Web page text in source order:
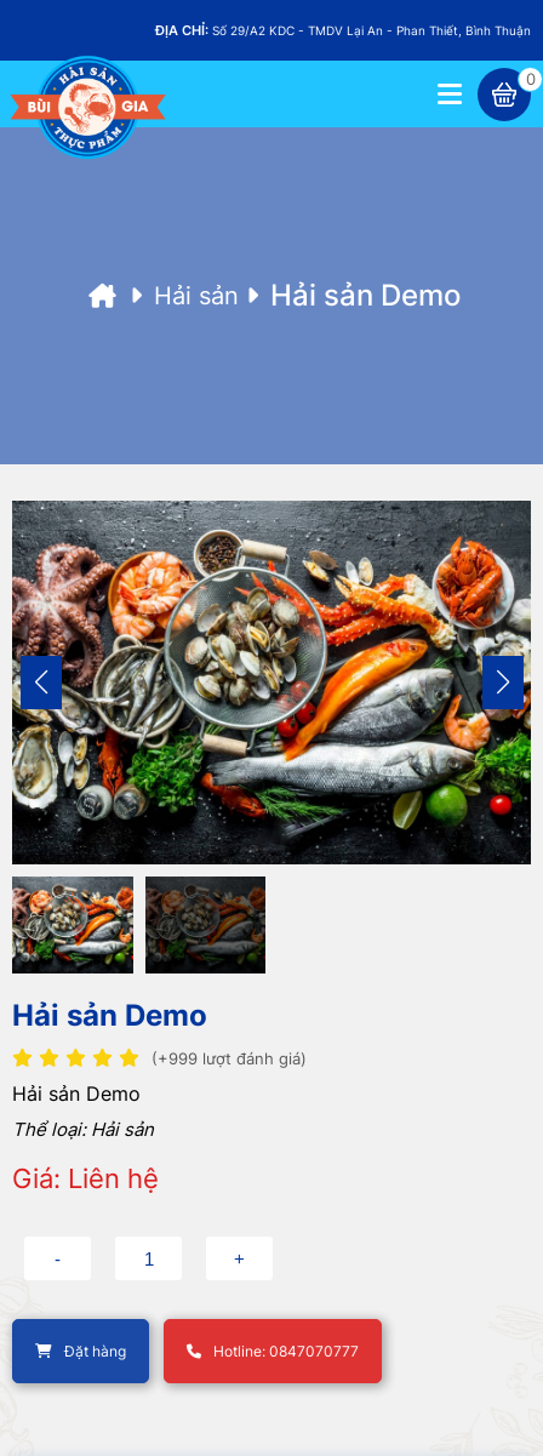
ĐỊA CHỈ: Số 29/A2 KDC - TMDV Lại An - Phan Thiết, Bình Thuận
0
Hải sản Hải sản Demo
Hải sản Demo
(+999 lượt đánh giá)
Hải sản Demo
Thể loại: Hải sản
Giá: Liên hệ
Đặt hàng Hotline: 0847070777